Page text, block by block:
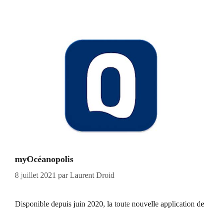
myOcéanopolis
8 juillet 2021 parLaurent Droid
Disponible depuis juin 2020, la toute nouvelle application de